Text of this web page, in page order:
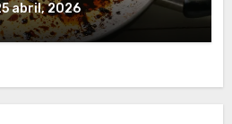
abril, 2026